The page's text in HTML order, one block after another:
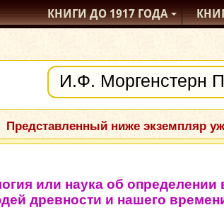
КНИГИ ДО 1917ГОДА
Представленный ниже экземпляр
или наука об определении
древности и нашего